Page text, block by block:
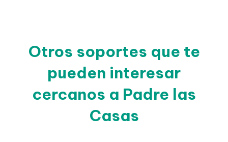
Otros soportes que te
pueden interesar
cercanos a Padre las
Casas